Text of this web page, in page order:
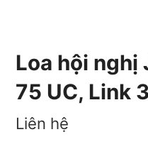
Loa hội nghị
75 UC, Link
Liên hệ